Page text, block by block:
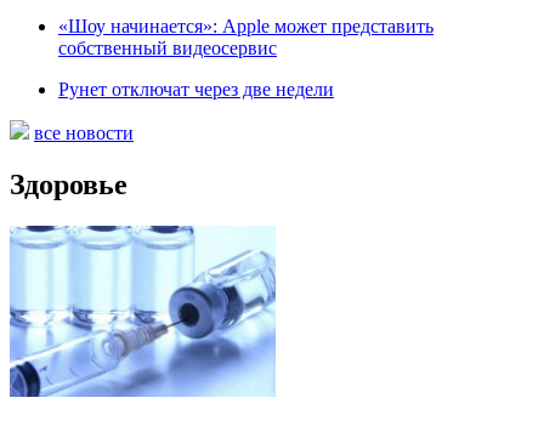
«Шоу начинается»: Apple может представить
собственный видеосервис
Рунет отключат через две недели
все новости
Здоровье